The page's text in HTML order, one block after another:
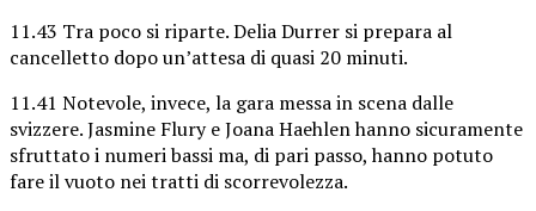
11.43 Tra poco si riparte. Delia Durrer si prepara al
cancelletto dopo un’attesa di quasi 20 minuti.
11.41 Notevole, invece, la gara messa in scena dalle
svizzere. Jasmine Flury e Joana Haehlen hanno sicuramente
sfruttato i numeri bassi ma, di pari passo, hanno potuto
fare il vuoto nei tratti di scorrevolezza.